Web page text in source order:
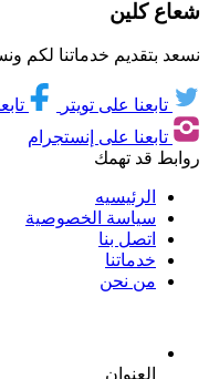
شعاع كلين
نسعد بتقديم خدماتنا لكم
تابعنا على تويتر
تابعنا على إنستجرام
روابط قد تهمك
الرئيسيه
سياسة الخصوصية
اتصل بنا
خدماتنا
من نحن
العنوان